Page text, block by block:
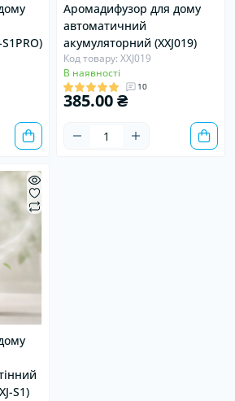
Аромадифузор для дому
автоматичний
акумуляторний (XXJ019)
Код товару: XXJ019
В наявності
10
385.00 ₴
S1)